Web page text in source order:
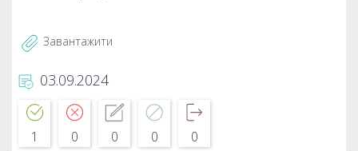
Завантажити
03.09.2024
1 0 0 0 0